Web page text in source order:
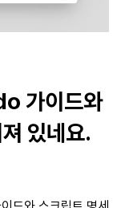
가이드와
있네요.